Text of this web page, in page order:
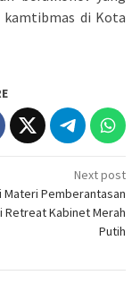
kamtibmas di Kota
Next post
Materi Pemberantasan
Retreat Kabinet Merah
Putih